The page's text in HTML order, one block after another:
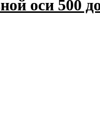
оси 500